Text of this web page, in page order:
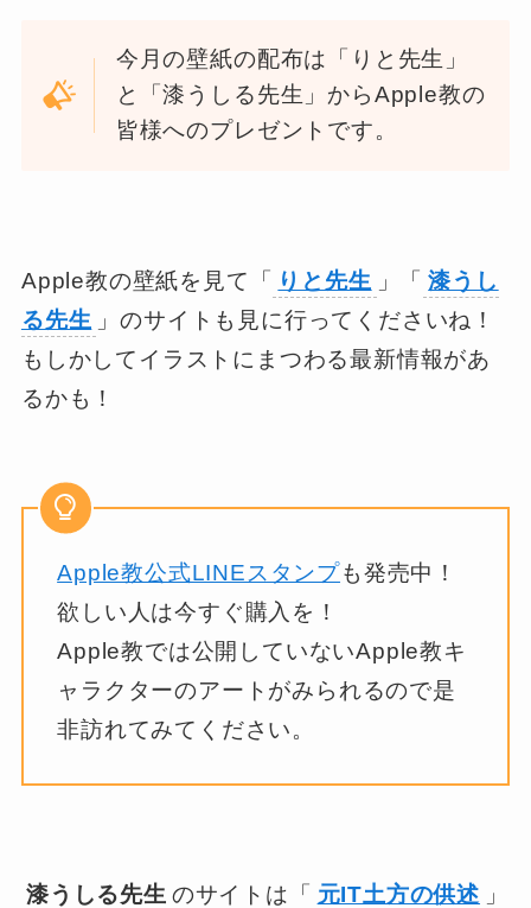
今月の壁紙の配布は「りと先生」
と「漆うしる先生」からApple教の
皆様へのプレゼントです。
Apple教の壁紙を見て「 りと先生 」「 漆うし
る先生 」のサイトも見に行ってくださいね！
もしかしてイラストにまつわる最新情報があ
るかも！
Apple教公式LINEスタンプも発売中！
欲しい人は今すぐ購入を！
Apple教では公開していないApple教キ
ャラクターのアートがみられるので是
非訪れてみてください。
漆うしる先生 のサイトは「 元IT土方の供述 」